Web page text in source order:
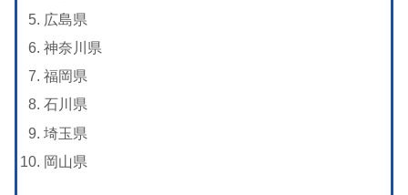
広島県
神奈川県
福岡県
石川県
埼玉県
岡山県